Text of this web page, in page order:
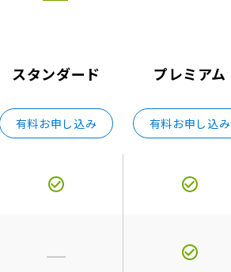
スタンダード
有料お申し込み
プレミアム
有料お申し込み